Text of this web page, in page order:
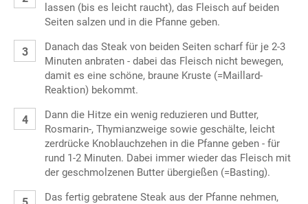
lassen (bis es leicht raucht), das Fleisch auf beiden
Seiten salzen und in die Pfanne geben.
Danach das Steak von beiden Seiten scharf für je 2-3
Minuten anbraten - dabei das Fleisch nicht bewegen,
damit es eine schöne, braune Kruste (=Maillard-
Reaktion) bekommt.
Dann die Hitze ein wenig reduzieren und Butter,
Rosmarin-, Thymianzweige sowie geschälte, leicht
zerdrücke Knoblauchzehen in die Pfanne geben - für
rund 1-2 Minuten. Dabei immer wieder das Fleisch mit
der geschmolzenen Butter übergießen (=Basting).
Das fertig gebratene Steak aus der Pfanne nehmen,